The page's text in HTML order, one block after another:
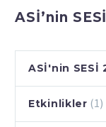
ASİ’nin
ASİ'nin SESİ
Etkinlikler (1)